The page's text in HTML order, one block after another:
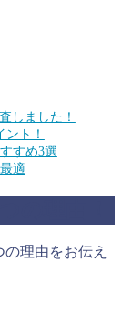
しました！
ト！
すめ3選
適
理由をお伝え